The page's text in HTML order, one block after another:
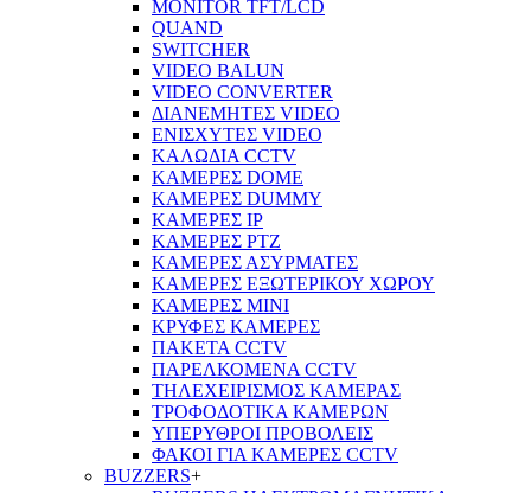
MONITOR TFT/LCD
QUAND
SWITCHER
VIDEO BALUN
VIDEO CONVERTER
ΔΙΑΝΕΜΗΤΕΣ VIDEO
ΕΝΙΣΧΥΤΕΣ VIDEO
ΚΑΛΩΔΙΑ CCTV
ΚΑΜΕΡΕΣ DOME
ΚΑΜΕΡΕΣ DUMMY
ΚΑΜΕΡΕΣ IP
ΚΑΜΕΡΕΣ PTZ
ΚΑΜΕΡΕΣ ΑΣΥΡΜΑΤΕΣ
ΚΑΜΕΡΕΣ ΕΞΩΤΕΡΙΚΟΥ ΧΩΡΟΥ
ΚΑΜΕΡΕΣ ΜΙΝΙ
ΚΡΥΦΕΣ ΚΑΜΕΡΕΣ
ΠΑΚΕΤΑ CCTV
ΠΑΡΕΛΚΟΜΕΝΑ CCTV
ΤΗΛΕΧΕΙΡΙΣΜΟΣ ΚΑΜΕΡΑΣ
ΤΡΟΦΟΔΟΤΙΚΑ ΚΑΜΕΡΩΝ
ΥΠΕΡΥΘΡΟΙ ΠΡΟΒΟΛΕΙΣ
ΦΑΚΟΙ ΓΙΑ ΚΑΜΕΡΕΣ CCTV
BUZZERS+